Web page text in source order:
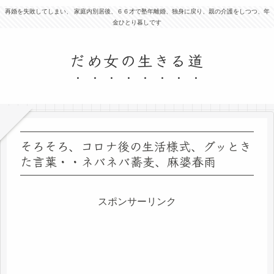
再婚を失敗してしまい、 家庭内別居後、６６才で塾年離婚、独身に戻り、親の介護をしつつ、年
金ひとり暮しです
だめ女の生きる道
そろそろ、コロナ後の生活様式、グッとき
た言葉・・ネバネバ蕎麦、麻婆春雨
スポンサーリンク